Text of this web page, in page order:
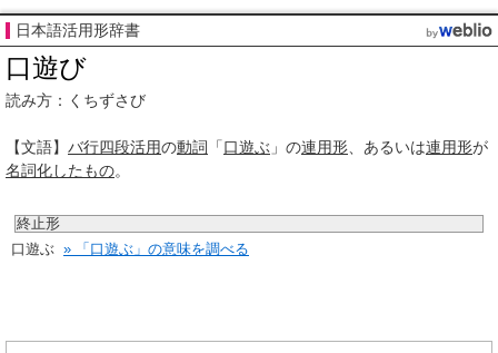
日本語活用形辞書
口遊び
読み方：くちずさび
【文語】 バ行四段活用の動詞 「口遊ぶ 」の連用形 、あるいは連用形が
名詞化したもの。
終止形
口遊ぶ » 「口遊ぶ」の意味を調べる